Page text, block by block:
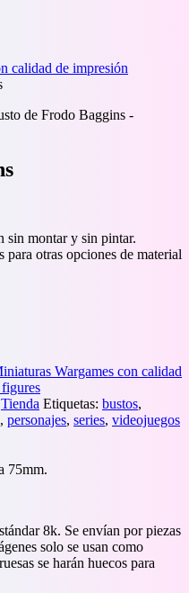
calidad de impresión
sin montar y sin pintar.
para otras opciones de material
Wargames con calidad
Tienda Etiquetas: bustos,
, personajes, series, videojuegos
75mm.
8k. Se envían por piezas
solo se usan como
se harán huecos para